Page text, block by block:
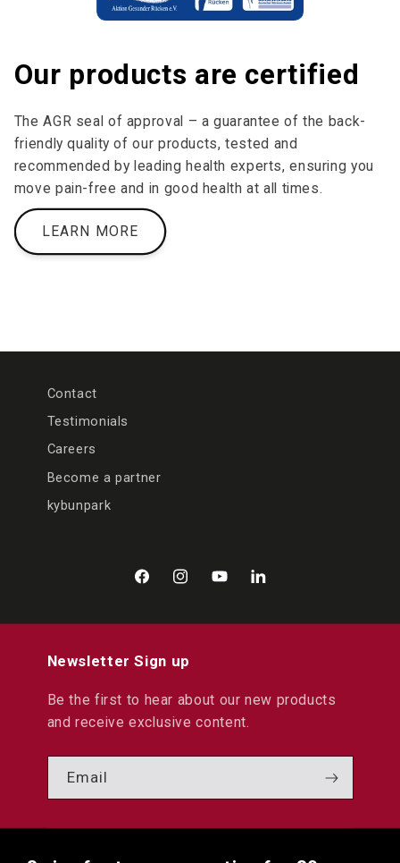
Our products are certified
The AGR seal of approval – a guarantee of the back-
friendly quality of our products, tested and
recommended by leading health experts, ensuring you
move pain-free and in good health at all times.
LEARN MORE
Contact
Testimonials
Careers
Become a partner
kybunpark
FacebookInstagramYouTubeLinkedIn
Newsletter Sign up
Be the first to hear about our new products
and receive exclusive content.
Email